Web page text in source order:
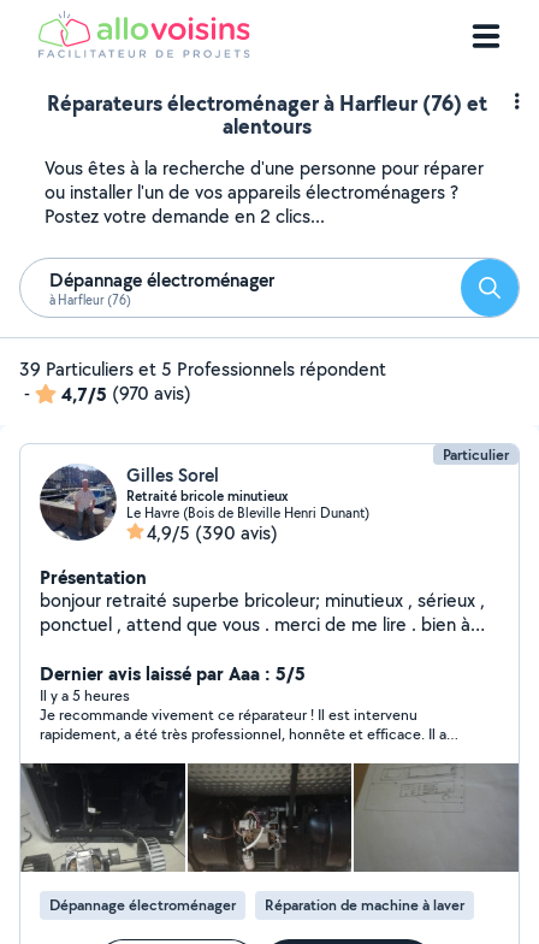
Réparateurs électroménager à Harfleur (76) et
alentours
Vous êtes à la recherche d'une personne pour réparer
ou installer l'un de vos appareils électroménagers ?
Postez votre demande en 2 clics...
Dépannage électroménager
à Harfleur (76)
39 Particuliers et 5 Professionnels répondent
-
4,7/5 (970 avis)
Particulier
Gilles Sorel
Retraité bricole minutieux
Le Havre (Bois de Bleville Henri Dunant)
4,9/5 (390 avis)
Présentation
bonjour retraité superbe bricoleur; minutieux , sérieux ,
ponctuel , attend que vous . merci de me lire . bien à
Dernier avis laissé par Aaa : 5/5
Il y a 5 heures
Je recommande vivement ce réparateur ! Il est intervenu
rapidement, a été très professionnel, honnête et efficace. Il a
d’expliquer l’origine de la panne. Le travail est impeccable et le
tarif est tout à fait correct. C’est rare de trouver quelqu’un
d’aussi sérieux et compétent. Merci encore pour votre
excellent travail !
Dépannage électroménager Réparation de machine à laver